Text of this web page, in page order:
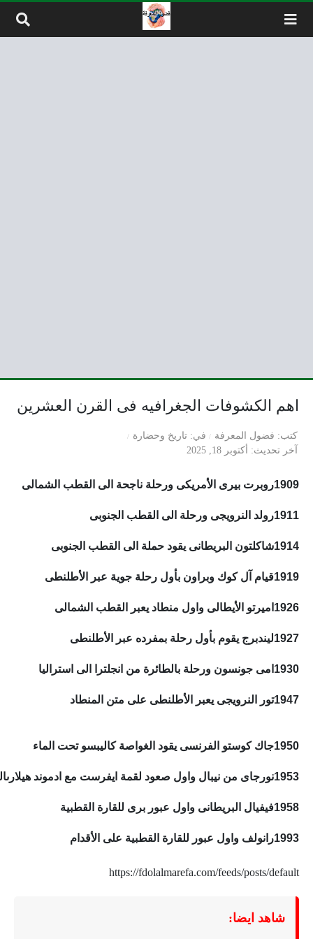
اهم الكشوفات الجغرافيه فى القرن العشرين
كتب فضول المعرفة في تاريخ وحضارة
آخر تحديث
أكتوبر 18, 2025
1909روبرت بيرى الأمريكى ورحلة ناجحة الى القطب الشمالى
1911رولد النرويجى ورحلة الى القطب الجنوبى
1914شاكلتون البريطانى يقود حملة الى القطب الجنوبى
1919قيام آل كوك وبراون بأول رحلة جوية عبر الأطلنطى
1926اميرتو الأيطالى واول منطاد يعبر القطب الشمالى
1927ليندبرج يقوم بأول رحلة بمفرده عبر الأطلنطى
1930امى جونسون ورحلة بالطائرة من انجلترا الى استراليا
1947تور النرويجى يعبر الأطلنطى على متن المنطاد
1950جاك كوستو الفرنسى يقود الغواصة كاليبسو تحت الماء
1953نورجاى من نيبال واول صعود لقمة ايفرست مع ادموند هيلارىالنيوزلندى
1958فيفيال البريطانى واول عبور برى للقارة القطبية
1993رانولف واول عبور للقارة القطبية على الأقدام
https://fdolalmarefa.com/feeds/posts/default
شاهد ايضا: